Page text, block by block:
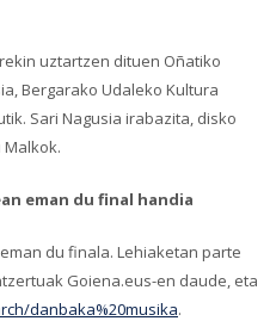
uztartzen dituen Oñatiko
Bergarako Udaleko Kultura
Sari Nagusia irabazita, disko
eman du final handia
du finala. Lehiaketan parte
Goiena.eus-en daude, eta
danbaka%20musika.